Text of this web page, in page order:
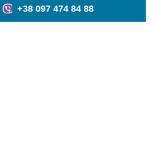
+38 097 474 84 88